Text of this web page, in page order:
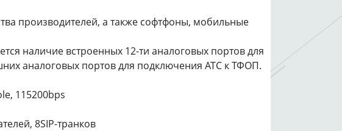
производителей, а также софтфоны, мобильные
наличие встроенных 12-ти аналоговых портов для
аналоговых портов для подключения АТС к ТФОП.
115200bps
8SIP-транков